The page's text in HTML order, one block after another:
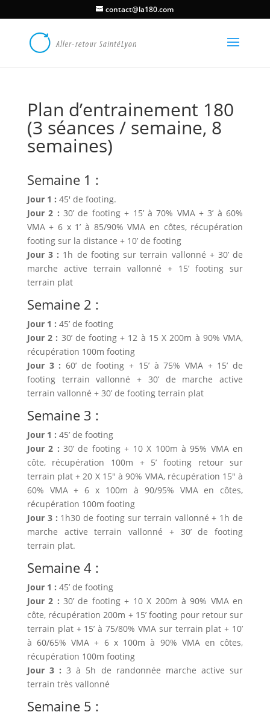
contact@la180.com
Plan d’entrainement 180
(3 séances / semaine, 8
semaines)
Semaine 1 :
Jour 1 : 45′ de footing.
Jour 2 : 30’ de footing + 15’ à 70% VMA + 3’ à 60%
VMA + 6 x 1’ à 85/90% VMA en côtes, récupération
footing sur la distance + 10’ de footing
Jour 3 : 1h de footing sur terrain vallonné + 30’ de
marche active terrain vallonné + 15’ footing sur
terrain plat
Semaine 2 :
Jour 1 : 45’ de footing
Jour 2 : 30’ de footing + 12 à 15 X 200m à 90% VMA,
récupération 100m footing
Jour 3 : 60’ de footing + 15’ à 75% VMA + 15’ de
footing terrain vallonné + 30’ de marche active
terrain vallonné + 30’ de footing terrain plat
Semaine 3 :
Jour 1 : 45’ de footing
Jour 2 : 30’ de footing + 10 X 100m à 95% VMA en
côte, récupération 100m + 5’ footing retour sur
terrain plat + 20 X 15″ à 90% VMA, récupération 15″ à
60% VMA + 6 x 100m à 90/95% VMA en côtes,
récupération 100m footing
Jour 3 : 1h30 de footing sur terrain vallonné + 1h de
marche active terrain vallonné + 30’ de footing
terrain plat.
Semaine 4 :
Jour 1 : 45’ de footing
Jour 2 : 30’ de footing + 10 X 200m à 90% VMA en
côte, récupération 200m + 15’ footing pour retour sur
terrain plat + 15’ à 75/80% VMA sur terrain plat + 10’
à 60/65% VMA + 6 x 100m à 90% VMA en côtes,
récupération 100m footing
Jour 3 : 3 à 5h de randonnée marche active sur
terrain très vallonné
Semaine 5 :